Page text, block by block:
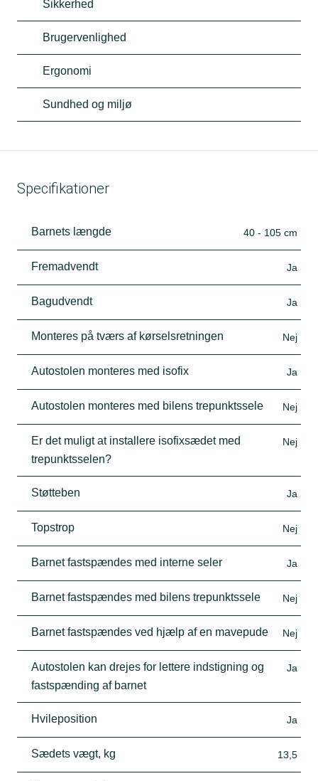
Sikkerhed
Brugervenlighed
Ergonomi
Sundhed og miljø
Specifikationer
Barnets længde 40 - 105 cm
Fremadvendt Ja
Bagudvendt Ja
Monteres på tværs af kørselsretningen Nej
Autostolen monteres med isofix Ja
Autostolen monteres med bilens trepunktssele Nej
Er det muligt at installere isofixsædet med
trepunktsselen?
Nej
Støtteben Ja
Topstrop Nej
Barnet fastspændes med interne seler Ja
Barnet fastspændes med bilens trepunktssele Nej
Barnet fastspændes ved hjælp af en mavepude Nej
Autostolen kan drejes for lettere indstigning og
fastspænding af barnet
Ja
Hvileposition Ja
Sædets vægt, kg 13,5